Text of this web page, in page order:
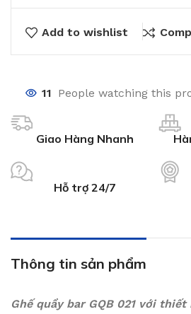
Add to wishlist
11 People watching this
Giao Hàng Nhanh
Hỗ trợ 24/7
Thông tin sản phẩm
Ghế quầy bar GQB 021 với